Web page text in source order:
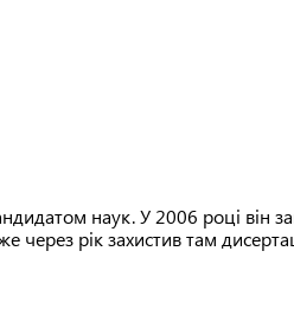
наук. У 2006 році він
через рік захистив там